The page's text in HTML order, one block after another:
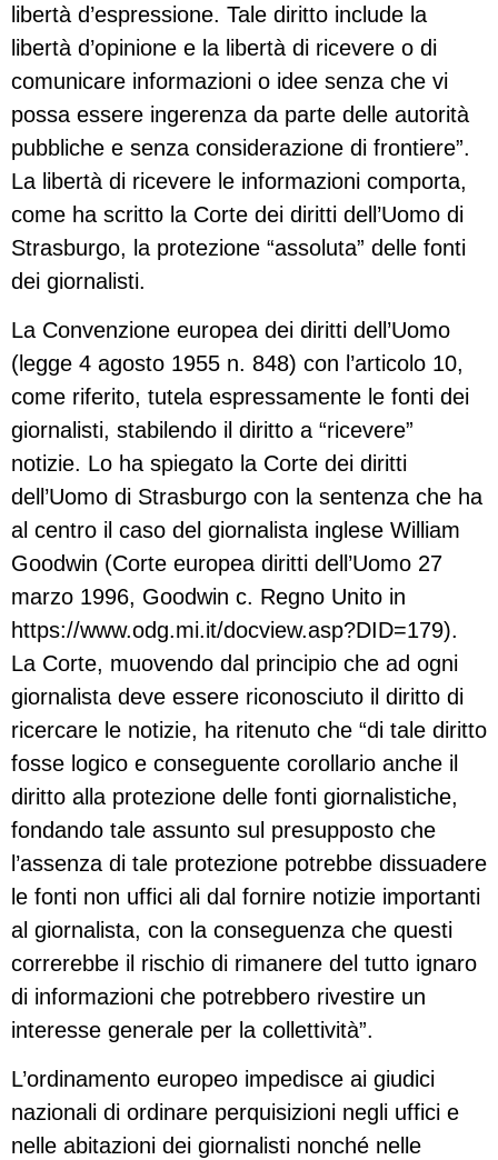
libertà d’espressione. Tale diritto include la
libertà d’opinione e la libertà di ricevere o di
comunicare informazioni o idee senza che vi
possa essere ingerenza da parte delle autorità
pubbliche e senza considerazione di frontiere”.
La libertà di ricevere le informazioni comporta,
come ha scritto la Corte dei diritti dell’Uomo di
Strasburgo, la protezione “assoluta” delle fonti
dei giornalisti.
La Convenzione europea dei diritti dell’Uomo
(legge 4 agosto 1955 n. 848) con l’articolo 10,
come riferito, tutela espressamente le fonti dei
giornalisti, stabilendo il diritto a “ricevere”
notizie. Lo ha spiegato la Corte dei diritti
dell’Uomo di Strasburgo con la sentenza che ha
al centro il caso del giornalista inglese William
Goodwin (Corte europea diritti dell’Uomo 27
marzo 1996, Goodwin c. Regno Unito in
https://www.odg.mi.it/docview.asp?DID=179).
La Corte, muovendo dal principio che ad ogni
giornalista deve essere riconosciuto il diritto di
ricercare le notizie, ha ritenuto che “di tale diritto
fosse logico e conseguente corollario anche il
diritto alla protezione delle fonti giornalistiche,
fondando tale assunto sul presupposto che
l’assenza di tale protezione potrebbe dissuadere
le fonti non uffici ali dal fornire notizie importanti
al giornalista, con la conseguenza che questi
correrebbe il rischio di rimanere del tutto ignaro
di informazioni che potrebbero rivestire un
interesse generale per la collettività”.
L’ordinamento europeo impedisce ai giudici
nazionali di ordinare perquisizioni negli uffici e
nelle abitazioni dei giornalisti nonché nelle